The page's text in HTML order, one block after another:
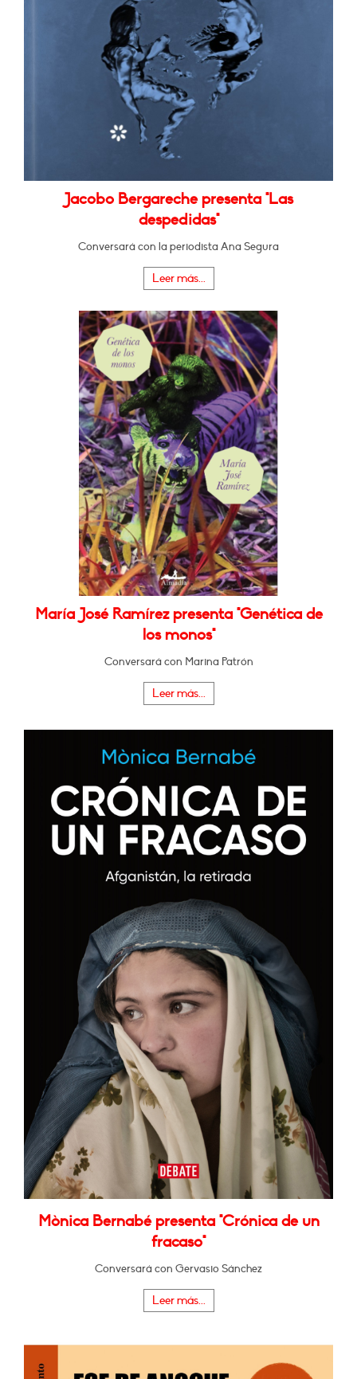
Jacobo Bergareche presenta "Las
despedidas"
Conversará con la periodista Ana Segura
Leer más...
María José Ramírez presenta "Genética de
los monos"
Conversará con Marina Patrón
Leer más...
Mònica Bernabé presenta "Crónica de un
fracaso"
Conversará con Gervasio Sánchez
Leer más...